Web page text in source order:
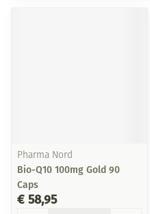
Pharma Nord
Bio-Q10 100mg Gold 90
Caps
€ 58,95